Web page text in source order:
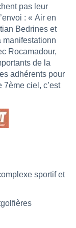
pas leur
: « Air en
Bedrines et
manifestationn
Rocamadour,
de la
adhérents pour
ciel, c’est
sportif et